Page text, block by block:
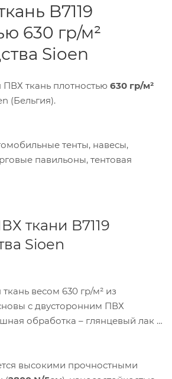
B7119
630 гр/м²
Sioen
ПВХ ткань плотностью 630 гр/м²
(Бельгия).
тенты, навесы,
павильоны, тентовая
ткани B7119
Sioen
весом 630 гр/м² из
с двусторонним ПВХ
обработка – глянцевый лак с
высокими прочностными